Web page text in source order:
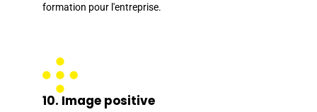
formation pour l'entreprise.
10. Image positive